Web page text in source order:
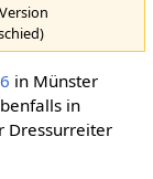
in Münster
in
Dressurreiter